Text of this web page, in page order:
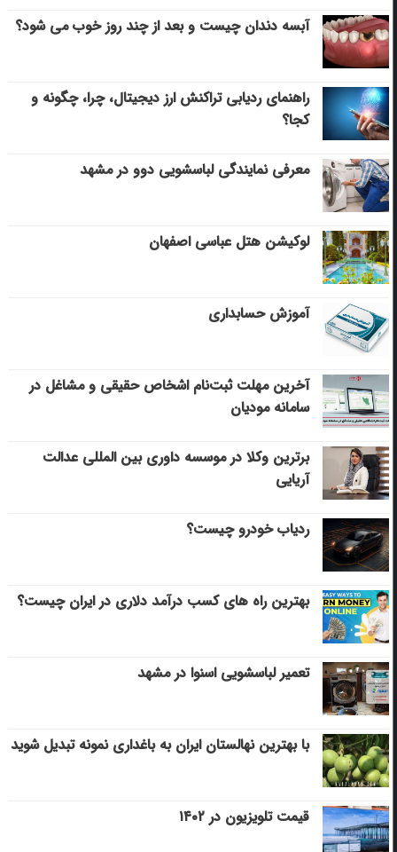
آبسه دندان چیست و بعد از چند روز خوب می‌ شود؟
راهنمای ردیابی تراکنش ارز دیجیتال، چرا، چگونه و
کجا؟
معرفی نمایندگی لباسشویی دوو در مشهد
لوکیشن هتل عباسی اصفهان
آموزش حسابداری
آخرین مهلت ثبت‌نام اشخاص حقیقی و مشاغل در
سامانه مودیان
برترین وکلا در موسسه داوری بین المللی عدالت
آریایی
ردیاب خودرو چیست؟
بهترین راه های کسب درآمد دلاری در ایران چیست؟
تعمیر لباسشویی اسنوا در مشهد
با بهترین نهالستان ایران به باغداری نمونه تبدیل شوید
قیمت تلویزیون در ۱۴۰۲